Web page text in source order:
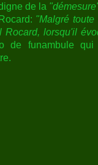
de la
"Malgré
lorsqu'il
de funambule